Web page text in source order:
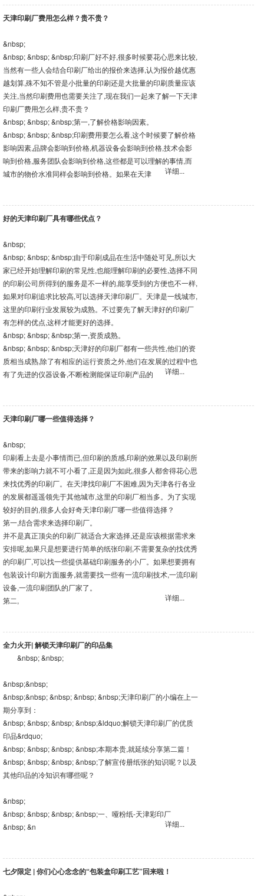
天津印刷厂费用怎么样？贵不贵？
&nbsp;
&nbsp; &nbsp; &nbsp;印刷厂好不好,很多时候要花心思来比较,
当然有一些人会结合印刷厂给出的报价来选择,认为报价越优惠
越划算,殊不知不管是小批量的印刷还是大批量的印刷质量应该
关注,当然印刷费用也需要关注了,现在我们一起来了解一下天津
印刷厂费用怎么样,贵不贵？
&nbsp; &nbsp; &nbsp;第一,了解价格影响因素。
&nbsp; &nbsp; &nbsp;印刷费用要怎么看,这个时候要了解价格
影响因素,品牌会影响到价格,机器设备会影响到价格,技术会影
响到价格,服务团队会影响到价格,这些都是可以理解的事情,而
城市的物价水准同样会影响到价格。如果在天津
详细...
好的天津印刷厂具有哪些优点？
&nbsp;
&nbsp; &nbsp; &nbsp;由于印刷成品在生活中随处可见,所以大
家已经开始理解印刷的常见性,也能理解印刷的必要性,选择不同
的印刷公司所得到的服务是不一样的,能享受到的方便也不一样,
如果对印刷追求比较高,可以选择天津印刷厂。天津是一线城市,
这里的印刷行业发展较为成熟。不过要先了解天津好的印刷厂
有怎样的优点,这样才能更好的选择。
&nbsp; &nbsp; &nbsp;第一,资质成熟。
&nbsp; &nbsp; &nbsp;天津好的印刷厂都有一些共性,他们的资
质相当成熟,除了有相应的运行资质之外,他们在发展的过程中也
有了先进的仪器设备,不断检测能保证印刷产品的
详细...
天津印刷厂哪一些值得选择？
&nbsp;
印刷看上去是小事情而已,但印刷的质感,印刷的效果以及印刷所
带来的影响力就不可小看了,正是因为如此,很多人都舍得花心思
来找优秀的印刷厂。在天津找印刷厂不困难,因为天津各行各业
的发展都遥遥领先于其他城市,这里的印刷厂相当多。为了实现
较好的目的,很多人会好奇天津印刷厂哪一些值得选择？
第一,结合需求来选择印刷厂。
并不是真正顶尖的印刷厂就适合大家选择,还是应该根据需求来
安排呢,如果只是想要进行简单的纸张印刷,不需要复杂的找优秀
的印刷厂,可以找一些提供基础印刷服务的小厂。如果想要拥有
包装设计印刷方面服务,就需要找一些有一流印刷技术,一流印刷
设备,一流印刷团队的厂家了。
第二,
详细...
全力火开| 解锁天津印刷厂的印品集
&nbsp; &nbsp;
&nbsp;&nbsp;
&nbsp;&nbsp; &nbsp; &nbsp; &nbsp;天津印刷厂的小编在上一
期分享到：
&nbsp; &nbsp; &nbsp; &nbsp;&ldquo;解锁天津印刷厂的优质
印品&rdquo;
&nbsp; &nbsp; &nbsp; &nbsp;本期本贵,就延续分享第二篇！
&nbsp; &nbsp; &nbsp; &nbsp;了解宣传册纸张的知识呢？以及
其他印品的冷知识有哪些呢？
&nbsp;
&nbsp; &nbsp; &nbsp; &nbsp;一、哑粉纸-天津彩印厂
&nbsp; &n
详细...
七夕限定 | 你们心心念念的“包装盒印刷工艺”回来啦！